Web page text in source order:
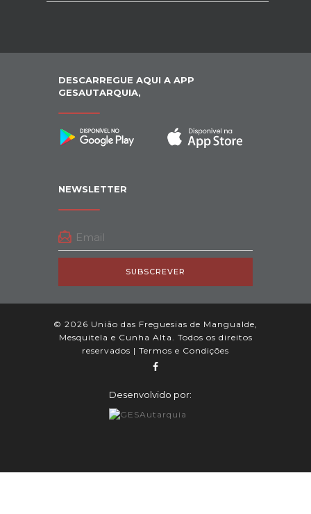
DESCARREGUE AQUI A APP
GESAUTARQUIA,
NEWSLETTER
SUBSCREVER
© 2026 União das Freguesias de Mangualde,
Mesquitela e Cunha Alta. Todos os direitos
reservados | Termos e Condições
Desenvolvido por: